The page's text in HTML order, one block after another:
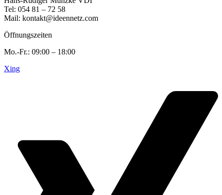
Tel: 054 81 – 72 58
Mail: kontakt@ideennetz.com
Öffnungszeiten
Mo.-Fr.: 09:00 – 18:00
Xing